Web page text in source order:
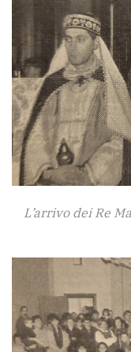
L’arrivo dei Re